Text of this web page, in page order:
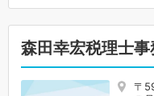
森田幸宏税理士事
〒